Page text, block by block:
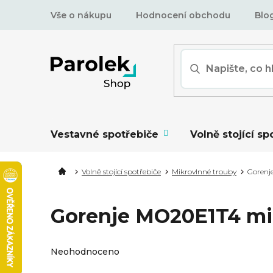
Vše o nákupu Hodnocení obchodu
Vestavné spotřebiče Volně stojící
Volně stojící spotřebiče Mikrovlnné trouby
Gorenje MO20E1T4
hodnocení
Neohodnoceno